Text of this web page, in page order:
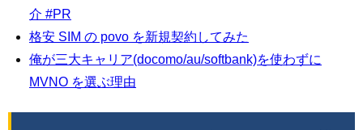
介 #PR
格安 SIM の povo を新規契約してみた
俺が三大キャリア(docomo/au/softbank)を使わずに
MVNO を選ぶ理由